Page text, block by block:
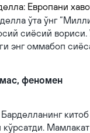
ўта ўнг
сиёсий вориси.
энг оммабоп
феномен
Барделланинг
кўрсатди.